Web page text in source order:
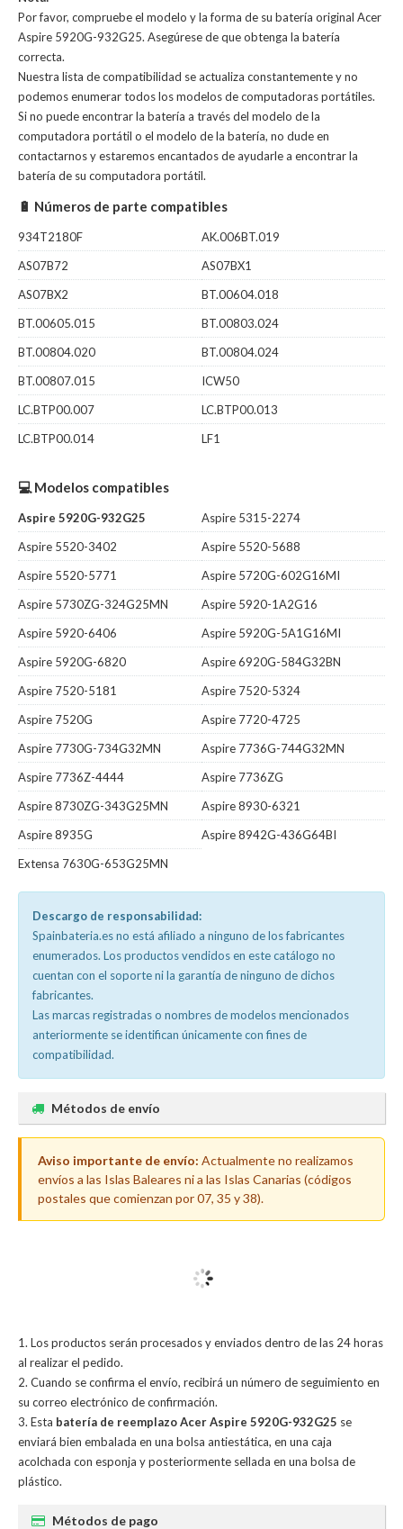
Por favor, compruebe el modelo y la forma de su batería original Acer
Aspire 5920G-932G25. Asegúrese de que obtenga la batería
correcta.
Nuestra lista de compatibilidad se actualiza constantemente y no
podemos enumerar todos los modelos de computadoras portátiles.
Si no puede encontrar la batería a través del modelo de la
computadora portátil o el modelo de la batería, no dude en
contactarnos y estaremos encantados de ayudarle a encontrar la
batería de su computadora portátil.
🔋 Números de parte compatibles
934T2180F
AK.006BT.019
AS07B72
AS07BX1
AS07BX2
BT.00604.018
BT.00605.015
BT.00803.024
BT.00804.020
BT.00804.024
BT.00807.015
ICW50
LC.BTP00.007
LC.BTP00.013
LC.BTP00.014
LF1
💻 Modelos compatibles
Aspire 5920G-932G25
Aspire 5315-2274
Aspire 5520-3402
Aspire 5520-5688
Aspire 5520-5771
Aspire 5720G-602G16MI
Aspire 5730ZG-324G25MN
Aspire 5920-1A2G16
Aspire 5920-6406
Aspire 5920G-5A1G16MI
Aspire 5920G-6820
Aspire 6920G-584G32BN
Aspire 7520-5181
Aspire 7520-5324
Aspire 7520G
Aspire 7720-4725
Aspire 7730G-734G32MN
Aspire 7736G-744G32MN
Aspire 7736Z-4444
Aspire 7736ZG
Aspire 8730ZG-343G25MN
Aspire 8930-6321
Aspire 8935G
Aspire 8942G-436G64BI
Extensa 7630G-653G25MN
Descargo de responsabilidad:
Spainbateria.es no está afiliado a ninguno de los fabricantes
enumerados. Los productos vendidos en este catálogo no
cuentan con el soporte ni la garantía de ninguno de dichos
fabricantes.
Las marcas registradas o nombres de modelos mencionados
anteriormente se identifican únicamente con fines de
compatibilidad.
Métodos de envío
Aviso importante de envío: Actualmente no realizamos
envíos a las Islas Baleares ni a las Islas Canarias (códigos
postales que comienzan por 07, 35 y 38).
Los productos serán procesados y enviados dentro de las 24 horas
al realizar el pedido.
Cuando se confirma el envío, recibirá un número de seguimiento en
su correo electrónico de confirmación.
Esta batería de reemplazo Acer Aspire 5920G-932G25 se
enviará bien embalada en una bolsa antiestática, en una caja
acolchada con esponja y posteriormente sellada en una bolsa de
plástico.
Métodos de pago